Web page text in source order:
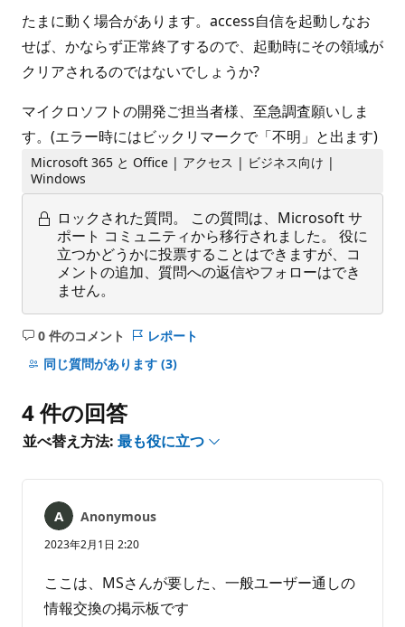
たまに動く場合があります。access自信を起動しなお
せば、かならず正常終了するので、起動時にその領域が
クリアされるのではないでしょうか?
マイクロソフトの開発ご担当者様、至急調査願いしま
す。(エラー時にはビックリマークで「不明」と出ます)
Microsoft 365 と Office | アクセス | ビジネス向け |
Windows
ロックされた質問。
この質問は、Microsoft サ
ポート コミュニティから移行されました。 役に
立つかどうかに投票することはできますが、コ
メントの追加、質問への返信やフォローはでき
ません。
0 件のコメント
コ
メ
は
あ
ま
ん
レポート
同じ質問があります (3)
4 件の回答
並べ替え方法: 最も役に立つ
Anonymous
2023年2月1日 2:20
ここは、MSさんが要した、一般ユーザー通しの
情報交換の掲示板です